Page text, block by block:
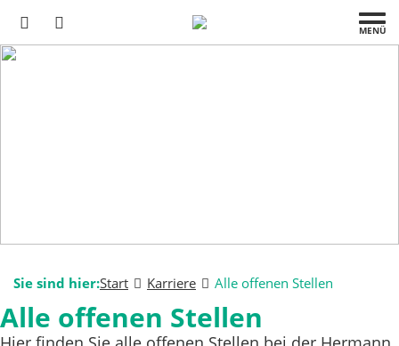
MENÜ
Sie sind hier:Start Karriere Alle offenen Stellen
Alle offenen Stellen